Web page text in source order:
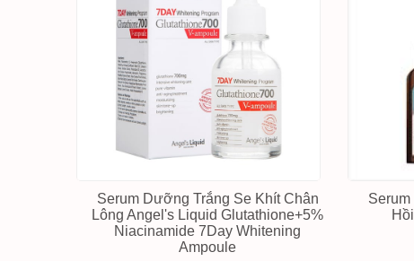
Serum Dưỡng Trắng Se Khít Chân
Lông Angel's Liquid Glutathione+5%
Niacinamide 7Day Whitening
Ampoule